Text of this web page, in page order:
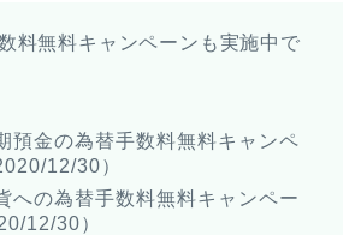
料無料キャンペーンも実施中で
預金の為替手数料無料キャンペ
12/30）
への為替手数料無料キャンペー
12/30）